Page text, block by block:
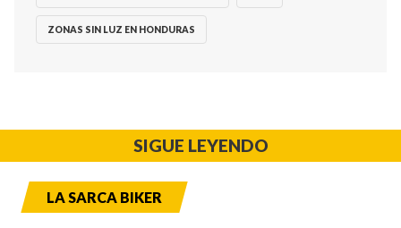
ZONAS SIN LUZ EN HONDURAS
SIGUE LEYENDO
LA SARCA BIKER